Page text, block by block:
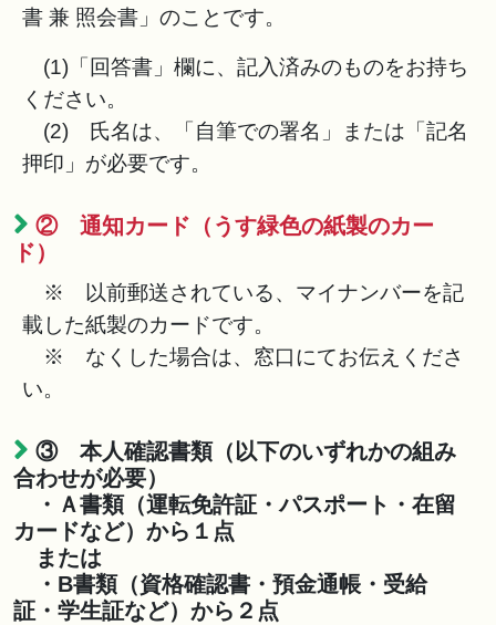
書 兼 照会書」のことです。
(1)「回答書」欄に、記入済みのものをお持ち
ください。
(2) 氏名は、「自筆での署名」または「記名
押印」が必要です。
② 通知カード（うす緑色の紙製のカー
ド）
※ 以前郵送されている、マイナンバーを記
載した紙製のカードです。
※ なくした場合は、窓口にてお伝えくださ
い。
③ 本人確認書類（以下のいずれかの組み
合わせが必要）
・Ａ書類（運転免許証・パスポート・在留
カードなど）から１点
または
・B書類（資格確認書・預金通帳・受給
証・学生証など）から２点